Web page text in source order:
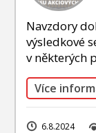
Navzdory
výsledkové
v některých
Více
6.8.2024